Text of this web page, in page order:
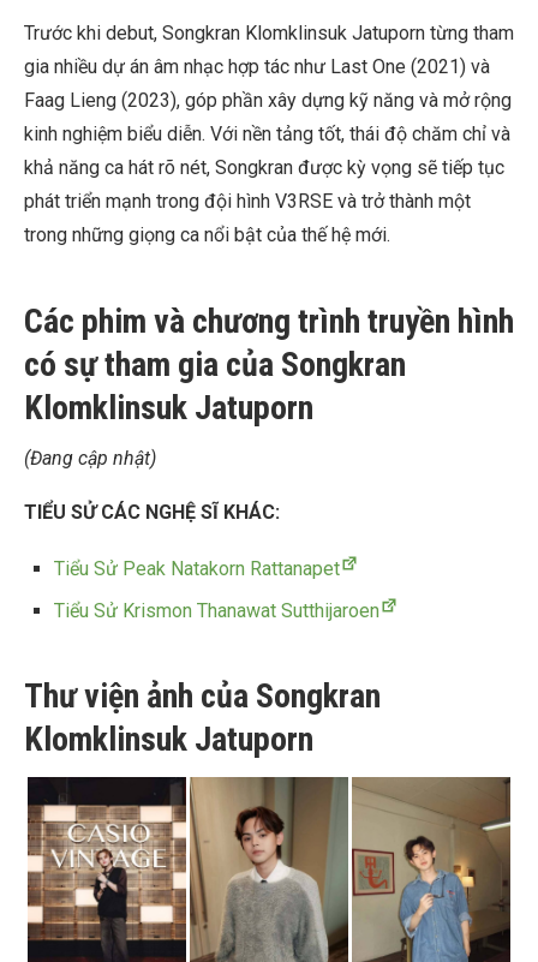
Trước khi debut, Songkran Klomklinsuk Jatuporn từng tham
gia nhiều dự án âm nhạc hợp tác như Last One (2021) và
Faag Lieng (2023), góp phần xây dựng kỹ năng và mở rộng
kinh nghiệm biểu diễn. Với nền tảng tốt, thái độ chăm chỉ và
khả năng ca hát rõ nét, Songkran được kỳ vọng sẽ tiếp tục
phát triển mạnh trong đội hình V3RSE và trở thành một
trong những giọng ca nổi bật của thế hệ mới.
Các phim và chương trình truyền hình
có sự tham gia của Songkran
Klomklinsuk Jatuporn
(Đang cập nhật)
TIỂU SỬ CÁC NGHỆ SĨ KHÁC:
Tiểu Sử Peak Natakorn Rattanapet
Tiểu Sử Krismon Thanawat Sutthijaroen
Thư viện ảnh của Songkran
Klomklinsuk Jatuporn